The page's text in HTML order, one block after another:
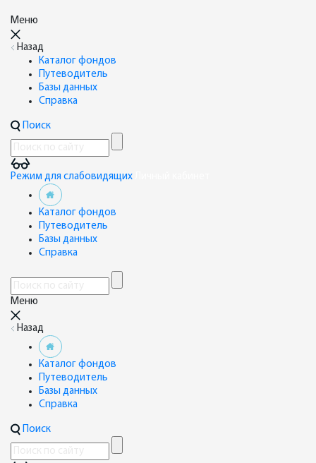
Меню
Назад
Каталог фондов
Путеводитель
Базы данных
Справка
Поиск
Режим для слабовидящих
Каталог фондов
Путеводитель
Базы данных
Справка
Меню
Назад
Каталог фондов
Путеводитель
Базы данных
Справка
Поиск